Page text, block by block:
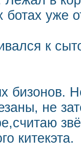
ботах уже
к
бизонов.
не
китекэта.